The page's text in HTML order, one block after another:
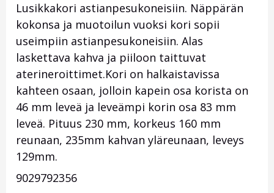
Lusikkakori astianpesukoneisiin. Näppärän
kokonsa ja muotoilun vuoksi kori sopii
useimpiin astianpesukoneisiin. Alas
laskettava kahva ja piiloon taittuvat
aterineroittimet.Kori on halkaistavissa
kahteen osaan, jolloin kapein osa korista on
46 mm leveä ja leveämpi korin osa 83 mm
leveä. Pituus 230 mm, korkeus 160 mm
reunaan, 235mm kahvan yläreunaan, leveys
129mm.
9029792356